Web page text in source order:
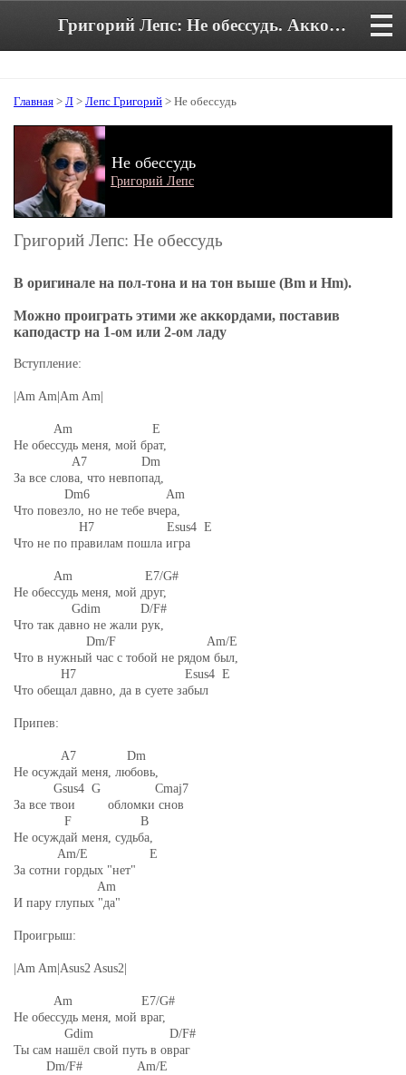
Григорий Лепс: Не обессудь. Аккорды и текст песни
Главная > Л > Лепс Григорий > Не обессудь
Не обессудь
Григорий Лепс
Григорий Лепс: Не обессудь
В оригинале на пол-тона и на тон выше (Bm и Hm).
Можно проиграть этими же аккордами, поставив
каподастр на 1-ом или 2-ом ладу
Вступление:
|Am Am|Am Am|
Am E
Не обессудь меня, мой брат,
A7 Dm
За все слова, что невпопад,
Dm6 Am
Что повезло, но не тебе вчера,
H7 Esus4 E
Что не по правилам пошла игра
Am E7/G#
Не обессудь меня, мой друг,
Gdim D/F#
Что так давно не жали рук,
Dm/F Am/E
Что в нужный час с тобой не рядом был,
H7 Esus4 E
Что обещал давно, да в суете забыл
Припев:
A7 Dm
Не осуждай меня, любовь,
Gsus4 G Cmaj7
За все твои обломки снов
F B
Не осуждай меня, судьба,
Am/E E
За сотни гордых "нет"
Am
И пару глупых "да"
Проигрыш:
|Am Am|Asus2 Asus2|
Am E7/G#
Не обессудь меня, мой враг,
Gdim D/F#
Ты сам нашёл свой путь в овраг
Dm/F# Am/E